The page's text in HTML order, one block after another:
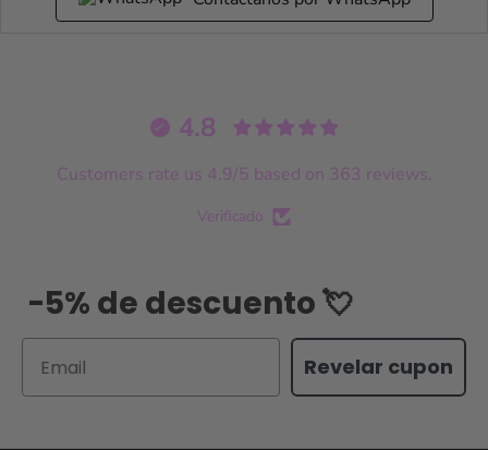
4.8
Customers rate us 4.9/5 based on 363 reviews.
Verificado
-5% de descuento 💘
Revelar cupon